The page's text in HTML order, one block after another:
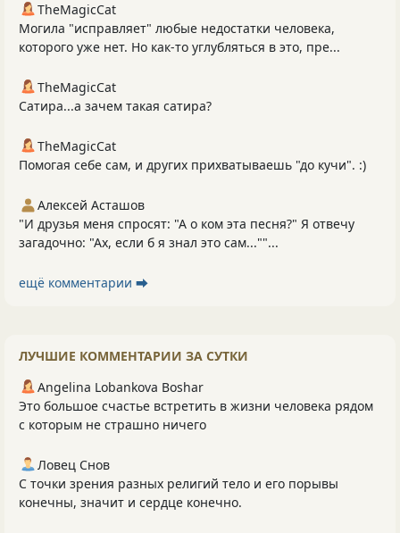
TheMagicCat
Могила "исправляет" любые недостатки человека,
которого уже нет. Но как-то углубляться в это, пре...
TheMagicCat
Сатира...а зачем такая сатира?
TheMagicCat
Помогая себе сам, и других прихватываешь "до кучи". :)
Алексей Асташов
"И друзья меня спросят: "А о ком эта песня?" Я отвечу
загадочно: "Ах, если б я знал это сам...""...
ещё комментарии ⮕
ЛУЧШИЕ КОММЕНТАРИИ ЗА СУТКИ
Angelina Lobankova Boshar
Это большое счастье встретить в жизни человека рядом
с которым не страшно ничего
Ловец Снов
С точки зрения разных религий тело и его порывы
конечны, значит и сердце конечно.